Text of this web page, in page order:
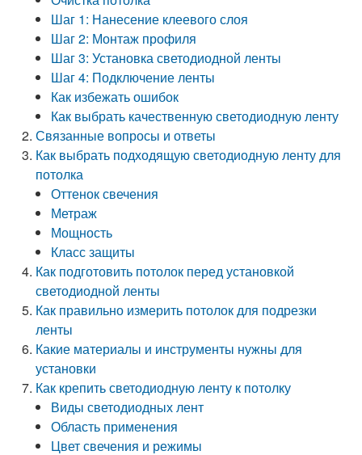
Шаг 1: Нанесение клеевого слоя
Шаг 2: Монтаж профиля
Шаг 3: Установка светодиодной ленты
Шаг 4: Подключение ленты
Как избежать ошибок
Как выбрать качественную светодиодную ленту
Связанные вопросы и ответы
Как выбрать подходящую светодиодную ленту для
потолка
Оттенок свечения
Метраж
Мощность
Класс защиты
Как подготовить потолок перед установкой
светодиодной ленты
Как правильно измерить потолок для подрезки
ленты
Какие материалы и инструменты нужны для
установки
Как крепить светодиодную ленту к потолку
Виды светодиодных лент
Область применения
Цвет свечения и режимы